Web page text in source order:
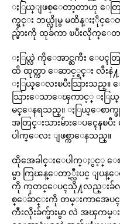
ႏြယ္ျဖစ္ေတာ့တာဟု ေတြ
က္ရင္း ဘယ္လိုမွ မထိန္းႏိုင္
ည္မ်ားကို ထုခ်ကာ ၿပီးလိုက္ေ
ႏြယ္လဲ ကိုေအာင္ႀကီး ေပၚတ
ထိ ထုတ္ကာ ေဆာင့္ရင္း လီးနဲ႔
ႏြယ္ေလးၿပီးသြားသည္။ ေစာ
သြားေသာေၾကာင့္ ႏြ
မင္ေနရသည္။ ႏြယ္ေစာ
အတြင္းသားမ်ားေပၚေနၿ
ပါက္ေလး ျဖစ္ကာေနသည္။
ထိုအေခါင္းေပါက္ႏွင့္ ေစာ
မွာ ကြၽန္ေတာ့္လီးပင္ ျပန္
ကို ကုတင္ေပၚသို႔လည္းခ်
စ္ေခ်ာင္းကို တမ္းကာအေပၚ
ကီးလိုးခ်က္မ်ားမွာ လဲ အၾကမ္း